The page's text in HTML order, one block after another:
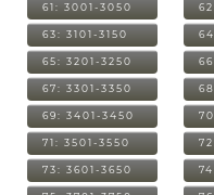
61: 3001-3050
63: 3101-3150
65: 3201-3250
67: 3301-3350
69: 3401-3450
71: 3501-3550
73: 3601-3650